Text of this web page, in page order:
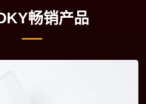
畅销产品